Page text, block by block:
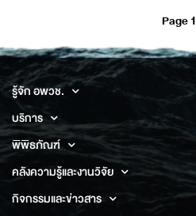
Page 1
รู้จัก อพวช.
บริการ
พิพิธภัณฑ์
คลังความรู้และงานวิจัย
กิจกรรมและข่าวสาร